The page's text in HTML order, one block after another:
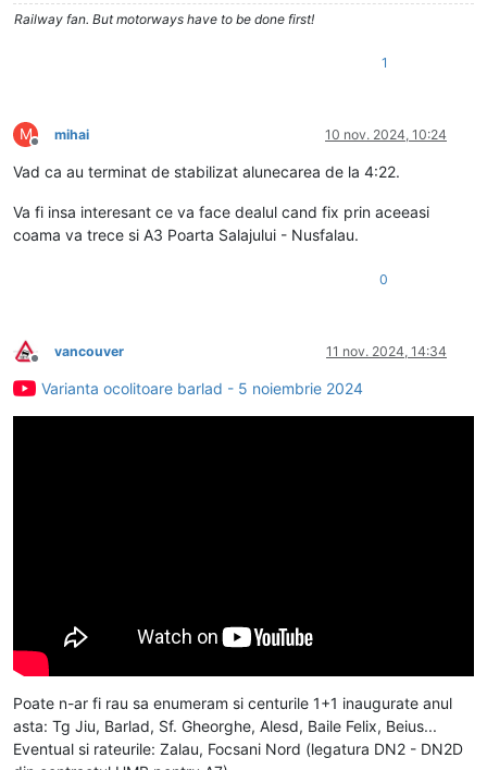
Railway fan. But motorways have to be done first!
1
M
Deconectat
mihai 10 nov. 2024, 10:24
Vad ca au terminat de stabilizat alunecarea de la 4:22.
Va fi insa interesant ce va face dealul cand fix prin aceeasi
coama va trece si A3 Poarta Salajului - Nusfalau.
0
Deconectat
vancouver 11 nov. 2024, 14:34
Varianta ocolitoare barlad - 5 noiembrie 2024
Poate n-ar fi rau sa enumeram si centurile 1+1 inaugurate anul
asta: Tg Jiu, Barlad, Sf. Gheorghe, Alesd, Baile Felix, Beius...
Eventual si rateurile: Zalau, Focsani Nord (legatura DN2 - DN2D